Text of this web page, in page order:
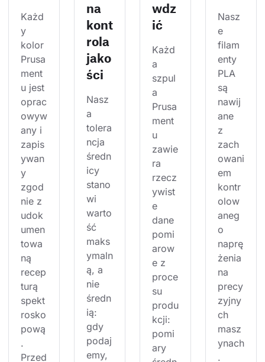
Każd
y
kolor
Prusa
ment
u jest
oprac
owyw
any i
zapis
ywan
y
zgod
nie z
udok
umen
towa
ną
recep
turą
spekt
rosko
pową
.
Przed
na
kont
rola
jako
ści
Nasz
a
tolera
ncja
średn
icy
stano
wi
warto
ść
maks
ymaln
ą, a
nie
średn
ią:
gdy
podaj
emy,
wdz
ić
Każd
a
szpul
a
Prusa
ment
u
zawie
ra
rzecz
ywist
e
dane
pomi
arow
e z
proce
su
produ
kcji:
pomi
ary
Nasz
e
filam
enty
PLA
są
nawij
ane
z
zach
owani
em
kontr
olow
aneg
o
naprę
żenia
na
precy
zyjny
ch
masz
ynach
.